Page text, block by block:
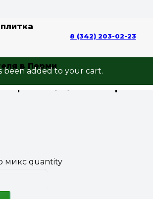
в Перми
8 (342) 203-02-23
been added to your cart.
/ Дайкири декор микс
декор
микс quantity